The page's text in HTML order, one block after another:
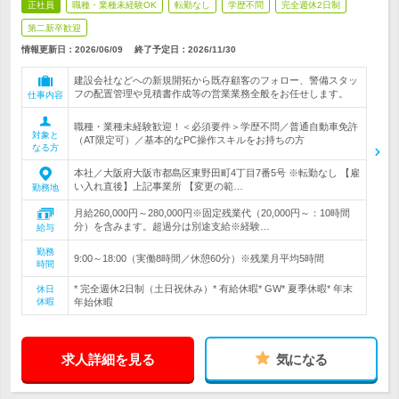
正社員 職種・業種未経験OK 転勤なし 学歴不問 完全週休2日制
第二新卒歓迎
情報更新日：2026/06/09 終了予定日： 2026/11/30
仕事内容
建設会社などへの新規開拓から既存顧客のフォロー、警備スタッ
フの配置管理や見積書作成等の営業業務全般をお任せします。
対象と
なる方
職種・業種未経験歓迎！＜必須要件＞学歴不問／普通自動車免許
（AT限定可）／基本的なPC操作スキルをお持ちの方
勤務地
本社／大阪府大阪市都島区東野田町4丁目7番5号 ※転勤なし 【雇
い入れ直後】上記事業所 【変更の範…
給与
月給260,000円～280,000円※固定残業代（20,000円～：10時間
分）を含みます。超過分は別途支給※経験…
勤務
時間
9:00～18:00（実働8時間／休憩60分）※残業月平均5時間
休日
休暇
* 完全週休2日制（土日祝休み）* 有給休暇* GW* 夏季休暇* 年末
年始休暇
求人詳細を見る 気になる